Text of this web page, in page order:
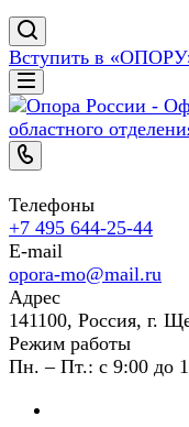
Вступить в
Телефоны
+7 495 644-25-44
E-mail
opora-mo@mail.ru
Адрес
141100, Россия, г.
Режим работы
Пн. – Пт.: с 9:00 до